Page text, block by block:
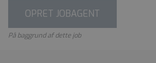
OPRET JOBAGENT
På baggrund af dette job